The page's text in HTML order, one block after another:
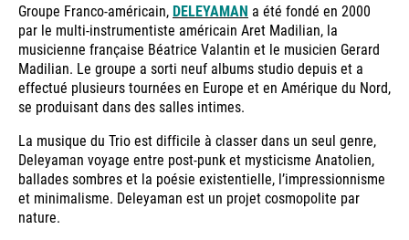
Groupe Franco-américain, DELEYAMAN a été fondé en 2000
par le multi-instrumentiste américain Aret Madilian, la
musicienne française Béatrice Valantin et le musicien Gerard
Madilian. Le groupe a sorti neuf albums studio depuis et a
effectué plusieurs tournées en Europe et en Amérique du Nord,
se produisant dans des salles intimes.
La musique du Trio est difficile à classer dans un seul genre,
Deleyaman voyage entre post-punk et mysticisme Anatolien,
ballades sombres et la poésie existentielle, l’impressionnisme
et minimalisme. Deleyaman est un projet cosmopolite par
nature.